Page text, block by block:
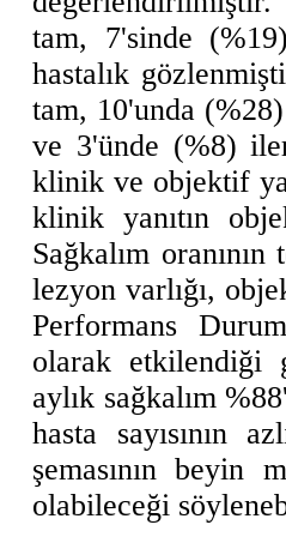
tam, 7'sinde
hastalık
tam, 10'unda
ve 3'ünde (%8)
klinik ve objektif
klinik yanıtın
Sağkalım
lezyon varlığı,
Performans
olarak etkilendiği
aylık sağkalım
hasta sayısının
şemasının beyin
olabileceği